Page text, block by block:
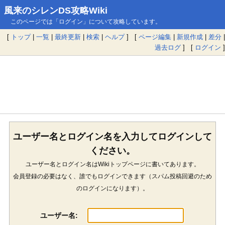
風来のシレンDS攻略Wiki
このページでは「ログイン」について攻略しています。
[ トップ| 一覧 | 最終更新 | 検索 | ヘルプ] [ ページ編集 | 新規作成 | 差分 |
過去ログ ] [ ログイン ]
ユーザー名とログイン名を入力してログインして
ください。
ユーザー名とログイン名はWikiトップページに書いてあります。
会員登録の必要はなく、誰でもログインできます（スパム投稿回避のため
のログインになります）。
ユーザー名: